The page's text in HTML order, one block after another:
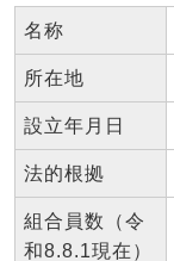
名称
所在地
設立年月日
法的根拠
組合員数（令
和8.8.1現在）